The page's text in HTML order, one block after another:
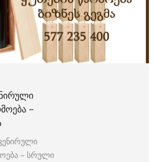
–
– სრული